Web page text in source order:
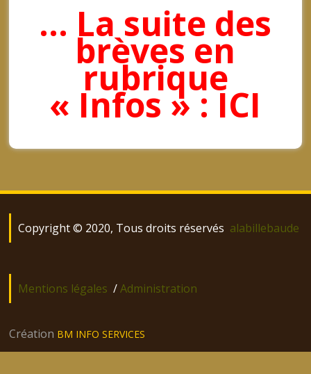
… La suite des
brèves en
rubrique
« Infos » : ICI
Copyright © 2020, Tous droits réservés alabillebaude
Mentions légales /Administration
Création BM INFO SERVICES